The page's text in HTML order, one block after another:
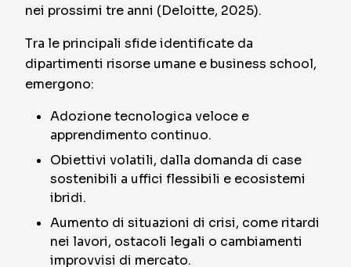
nei prossimi tre anni (Deloitte, 2025).
Tra le principali sfide identificate da
dipartimenti risorse umane e business school,
emergono:
Adozione tecnologica veloce e
apprendimento continuo.
Obiettivi volatili, dalla domanda di case
sostenibili a uffici flessibili e ecosistemi
ibridi.
Aumento di situazioni di crisi, come ritardi
nei lavori, ostacoli legali o cambiamenti
improvvisi di mercato.